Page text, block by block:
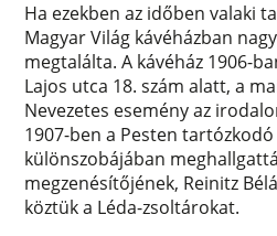
Ha ezekben az időben valaki
Magyar Világ kávéházban
megtalálta. A kávéház 1906-
Lajos utca 18. szám alatt, a
Nevezetes esemény az
1907-ben a Pesten tartózkodó
különszobájában
megzenésítőjének, Reinitz
köztük a Léda-zsoltárokat.